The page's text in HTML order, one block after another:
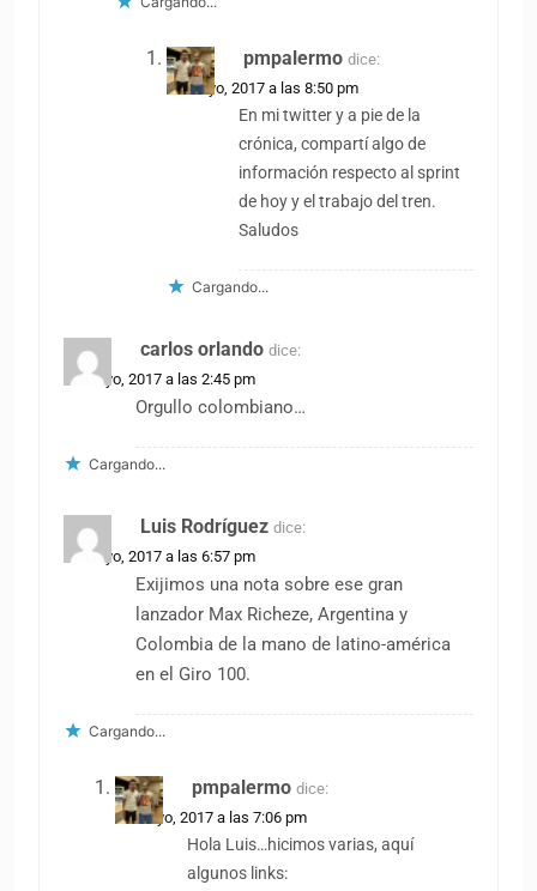
pmpalermo dice:
10 mayo, 2017 a las 8:50 pm
En mi twitter y a pie de la
crónica, compartí algo de
información respecto al sprint
de hoy y el trabajo del tren.
Saludos
Cargando...
carlos orlando dice:
10 mayo, 2017 a las 2:45 pm
Orgullo colombiano…
Cargando...
Luis Rodríguez dice:
10 mayo, 2017 a las 6:57 pm
Exijimos una nota sobre ese gran
lanzador Max Richeze, Argentina y
Colombia de la mano de latino-américa
en el Giro 100.
Cargando...
pmpalermo dice:
10 mayo, 2017 a las 7:06 pm
Hola Luis…hicimos varias, aquí
algunos links: